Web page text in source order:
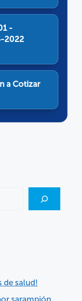
-
2022
a Cotizar
de salud!
sarampión…